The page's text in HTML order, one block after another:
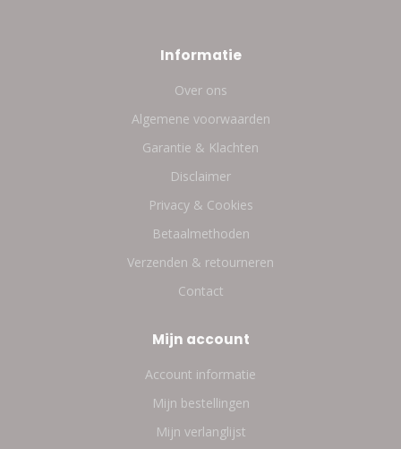
Informatie
Over ons
Algemene voorwaarden
Garantie & Klachten
Disclaimer
Privacy & Cookies
Betaalmethoden
Verzenden & retourneren
Contact
Mijn account
Account informatie
Mijn bestellingen
Mijn verlanglijst